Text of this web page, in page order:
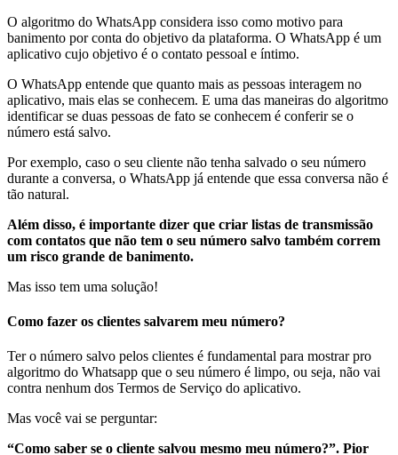
O algoritmo do WhatsApp considera isso como motivo para
banimento por conta do objetivo da plataforma. O WhatsApp é um
aplicativo cujo objetivo é o contato pessoal e íntimo.
O WhatsApp entende que quanto mais as pessoas interagem no
aplicativo, mais elas se conhecem. E uma das maneiras do algoritmo
identificar se duas pessoas de fato se conhecem é conferir se o
número está salvo.
Por exemplo, caso o seu cliente não tenha salvado o seu número
durante a conversa, o WhatsApp já entende que essa conversa não é
tão natural.
Além disso, é importante dizer que criar listas de transmissão
com contatos que não tem o seu número salvo também correm
um risco grande de banimento.
Mas isso tem uma solução!
Como fazer os clientes salvarem meu número?
Ter o número salvo pelos clientes é fundamental para mostrar pro
algoritmo do Whatsapp que o seu número é limpo, ou seja, não vai
contra nenhum dos Termos de Serviço do aplicativo.
Mas você vai se perguntar:
“Como saber se o cliente salvou mesmo meu número?”. Pior